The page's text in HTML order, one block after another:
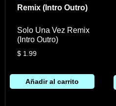
Solo Una Vez Remix
(Intro Outro)
$1.99
Añadir al carrito